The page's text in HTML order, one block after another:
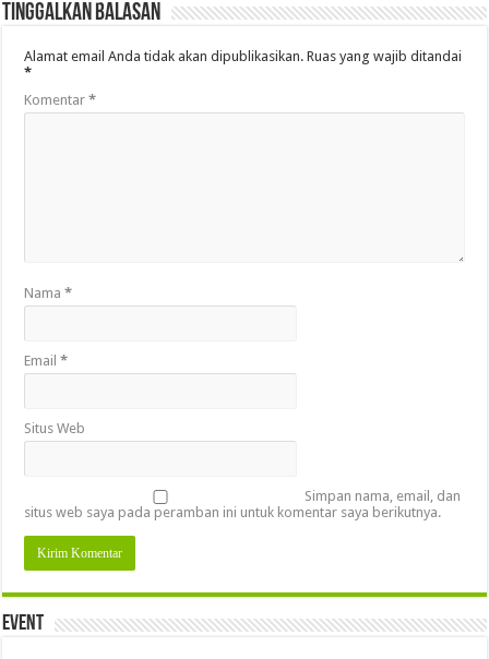
Tinggalkan Balasan
Alamat email Anda tidak akan dipublikasikan. Ruas yang wajib ditandai
*
Komentar*
Nama*
Email*
Situs Web
Simpan nama, email, dan
situs web saya pada peramban ini untuk komentar saya berikutnya.
Event